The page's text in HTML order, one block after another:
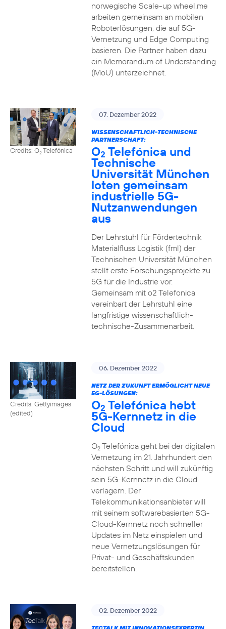
norwegische Scale-up wheel.me
arbeiten gemeinsam an mobilen
Roboterlösungen, die auf 5G-
Vernetzung und Edge Computing
basieren. Die Partner haben dazu
ein Memorandum of Understanding
(MoU) unterzeichnet.
Credits: O2Telefónica
07. Dezember 2022
WISSENSCHAFTLICH-TECHNISCHE
PARTNERSCHAFT:
O2 Telefónica und
Technische
Universität München
loten gemeinsam
industrielle 5G-
Nutzanwendungen
aus
Der Lehrstuhl für Fördertechnik
Materialfluss Logistik (fml) der
Technischen Universität München
stellt erste Forschungsprojekte zu
5G für die Industrie vor.
Gemeinsam mit o2 Telefonica
vereinbart der Lehrstuhl eine
langfristige wissenschaftlich-
technische-Zusammenarbeit.
Credits: Gettyimages
(edited)
06. Dezember 2022
NETZ DER ZUKUNFT ERMÖGLICHT NEUE
5G-LÖSUNGEN:
O2 Telefónica hebt
5G-Kernnetz in die
Cloud
O2Telefónica geht bei der digitalen
Vernetzung im 21. Jahrhundert den
nächsten Schritt und will zukünftig
sein 5G-Kernnetz in die Cloud
verlagern. Der
Telekommunikationsanbieter will
mit seinem softwarebasierten 5G-
Cloud-Kernnetz noch schneller
Updates im Netz einspielen und
neue Vernetzungslösungen für
Privat- und Geschäftskunden
bereitstellen.
02. Dezember 2022